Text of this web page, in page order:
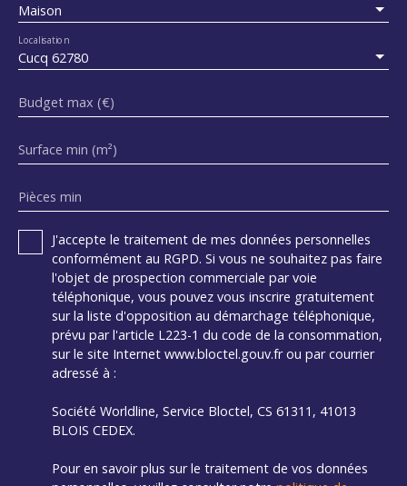
Maison
Cucq 62780
Localisation
Budget max (€)
Surface min (m²)
Pièces min
J'accepte le traitement de mes données personnelles
conformément au RGPD. Si vous ne souhaitez pas faire
l'objet de prospection commerciale par voie
téléphonique, vous pouvez vous inscrire gratuitement
sur la liste d'opposition au démarchage téléphonique,
prévu par l'article L223-1 du code de la consommation,
sur le site Internet www.bloctel.gouv.fr ou par courrier
adressé à :
Société Worldline, Service Bloctel, CS 61311, 41013
BLOIS CEDEX.
Pour en savoir plus sur le traitement de vos données